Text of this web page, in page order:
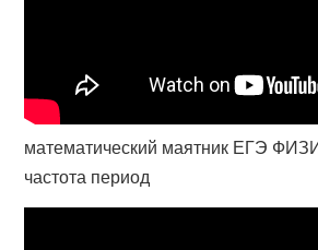
математический маятник ЕГЭ
частота период